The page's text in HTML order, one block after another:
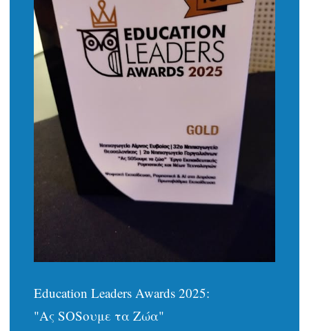
Education Leaders Awards 2025:
"Ας SOSουμε τα Ζώα"